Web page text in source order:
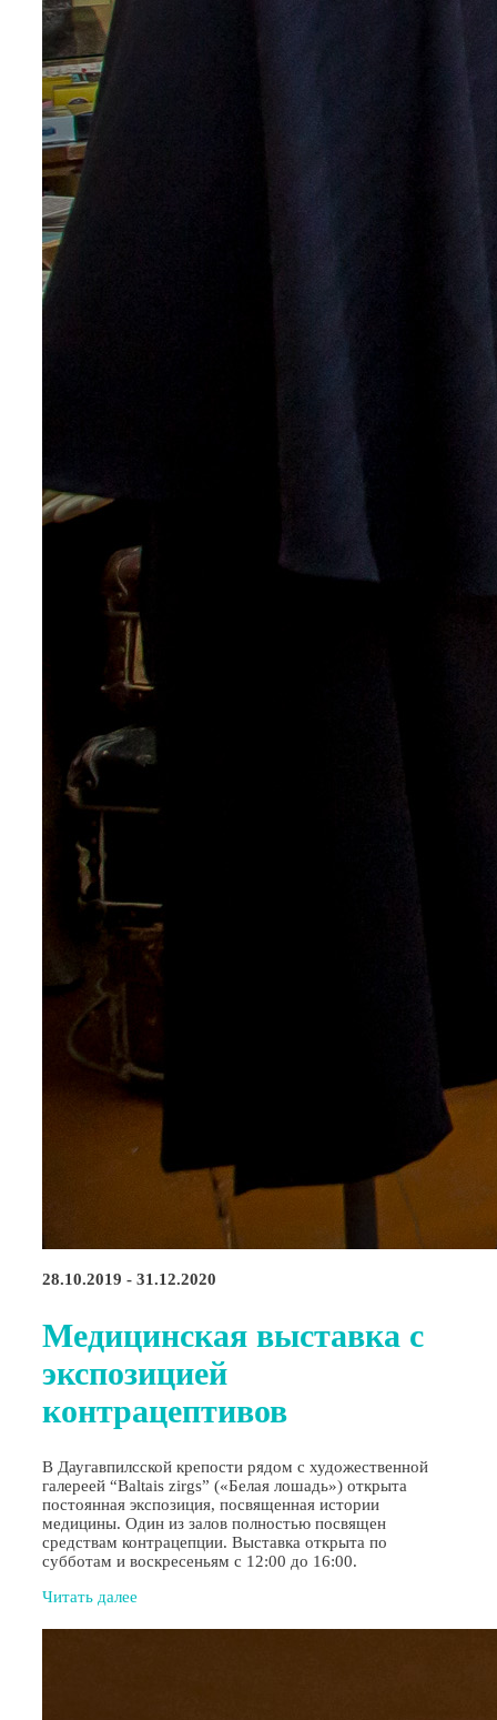
28.10.2019 - 31.12.2020
Медицинская выставка с
экспозицией
контрацептивов
В Даугавпилсской крепости рядом с художественной
галереей “Baltais zirgs” («Белая лошадь») открыта
постоянная экспозиция, посвященная истории
медицины. Один из залов полностью посвящен
средствам контрацепции. Выставка открыта по
субботам и воскресеньям с 12:00 до 16:00.
Читать далее